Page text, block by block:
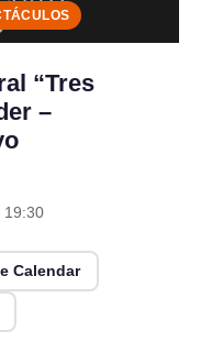
“Tres
–
19:30
Calendar